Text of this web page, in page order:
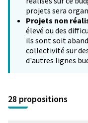
projets sera
Projets non
élevé ou des
ils sont soit
collectivité sur
d'autres lignes
28 propositions